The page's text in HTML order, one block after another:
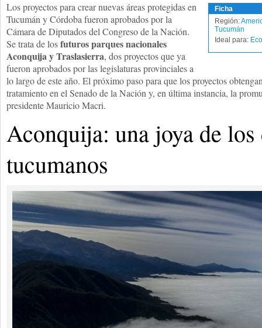
Ficha
Región:
Tucumán
Ideal para:
Los proyectos para crear nuevas áreas protegidas en
Tucumán y Córdoba fueron aprobados por la
Cámara de Diputados del Congreso de la Nación.
Se trata de losfuturos parques nacionales
Aconquija y Traslasierra, dos proyectos que ya
fueron aprobados por las legislaturas provinciales a
lo largo de este año. El próximo paso para que los proyectos
tratamiento en el Senado de la Nación y, en última instancia, la
presidente Mauricio Macri.
Aconquija: una joya de los
tucumanos